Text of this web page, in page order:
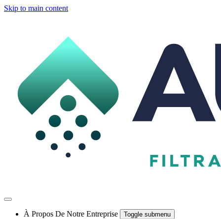
Skip to main content
À Propos De Notre Entreprise Toggle submenu